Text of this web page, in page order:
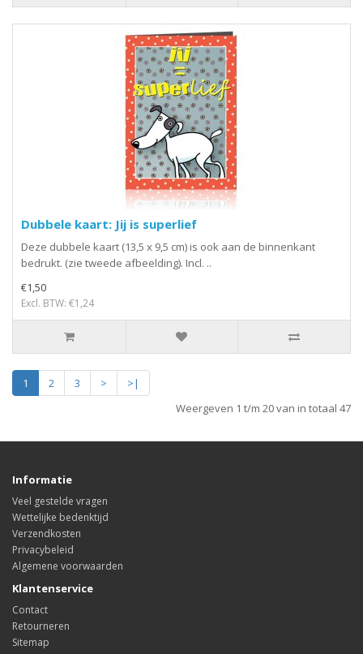
Dubbele kaart: Jij is superlief
Deze dubbele kaart (13,5 x 9,5 cm) is ook aan de binnenkant
bedrukt. (zie tweede afbeelding). Incl. ..
€1,50
Excl. BTW: €1,24
1 2 3 >
>|
Weergeven 1 t/m 20 van in totaal 47
Informatie
Veel gestelde vragen
Wettelijke bedenktijd
Verzendkosten
Privacybeleid
Algemene voorwaarden
Klantenservice
Contact
Retourneren
Sitemap